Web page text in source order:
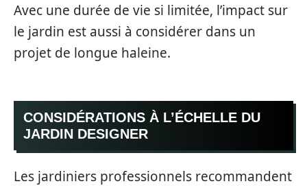
Avec une durée de vie si limitée, l’impact sur
le jardin est aussi à considérer dans un
projet de longue haleine.
CONSIDÉRATIONS À L’ÉCHELLE DU
JARDIN DESIGNER
Les jardiniers professionnels recommandent